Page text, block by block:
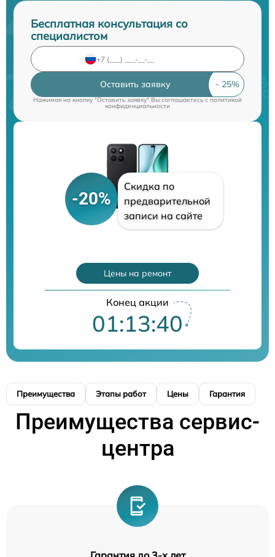
Бесплатная консультация со
специалистом
Оставить заявку
Нажимая на кнопку "Оставить заявку" Вы соглашаетесь cполитикой
конфиденциальности
-20%
Скидка по
предварительной
записи на сайте
Цены на ремонт
Конец акции
01:13:39
Преимущества Этапы работ Цены Гарантия
Преимущества сервис-
центра